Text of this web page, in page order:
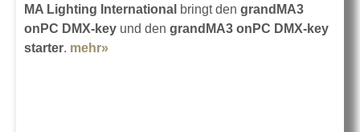
MA Lighting International bringt den grandMA3
onPC DMX-key und den grandMA3 onPC DMX-key
starter. mehr»